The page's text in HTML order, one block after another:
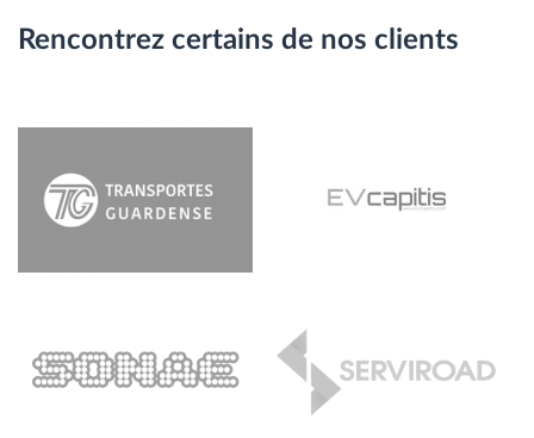
Rencontrez certains de nos clients